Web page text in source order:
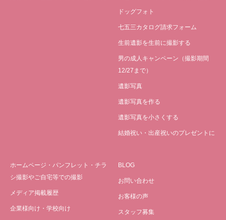
ドッグフォト
七五三カタログ請求フォーム
生前遺影を生前に撮影する
男の成人キャンペーン（撮影期間
12/27まで）
遺影写真
遺影写真を作る
遺影写真を小さくする
結婚祝い・出産祝いのプレゼントに
ホームページ・パンフレット・チラ
シ撮影やご自宅等での撮影
メディア掲載履歴
企業様向け・学校向け
BLOG
お問い合わせ
お客様の声
スタッフ募集